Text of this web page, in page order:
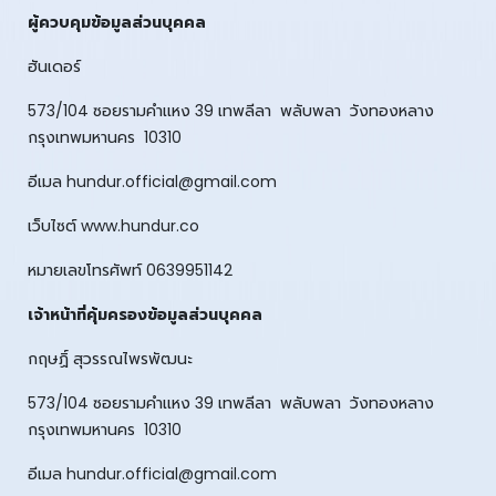
ผู้ควบคุมข้อมูลส่วนบุคคล
ฮันเดอร์
573/104 ซอยรามคำเเหง 39 เทพลีลา พลับพลา วังทองหลาง
กรุงเทพมหานคร 10310
อีเมล hundur.official@gmail.com
เว็บไซต์ www.hundur.co
หมายเลขโทรศัพท์ 0639951142
เจ้าหน้าที่คุ้มครองข้อมูลส่วนบุคคล
กฤษฏิ์ สุวรรณไพรพัฒนะ
573/104 ซอยรามคำเเหง 39 เทพลีลา พลับพลา วังทองหลาง
กรุงเทพมหานคร 10310
อีเมล hundur.official@gmail.com